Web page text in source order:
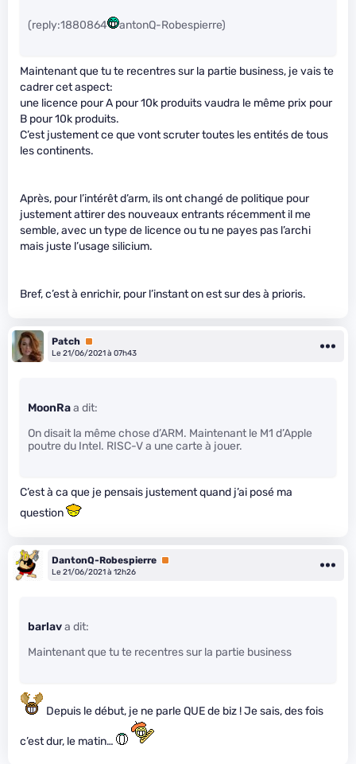
(reply:1880864 antonQ-Robespierre)
Maintenant que tu te recentres sur la partie business, je vais te
cadrer cet aspect:
une licence pour A pour 10k produits vaudra le même prix pour
B pour 10k produits.
C’est justement ce que vont scruter toutes les entités de tous
les continents.
Après, pour l’intérêt d’arm, ils ont changé de politique pour
justement attirer des nouveaux entrants récemment il me
semble, avec un type de licence ou tu ne payes pas l’archi
mais juste l’usage silicium.
Bref, c’est à enrichir, pour l’instant on est sur des à prioris.
Patch Premium
Le 21/06/2021 à 07h43
MoonRaa dit:
On disait la même chose d’ARM. Maintenant le M1 d’Apple
poutre du Intel. RISC-V a une carte à jouer.
C’est à ca que je pensais justement quand j’ai posé ma
question
DantonQ-Robespierre Premium
Le 21/06/2021 à 12h26
barlava dit:
Maintenant que tu te recentres sur la partie business
Depuis le début, je ne parle QUE de biz ! Je sais, des fois
c’est dur, le matin…